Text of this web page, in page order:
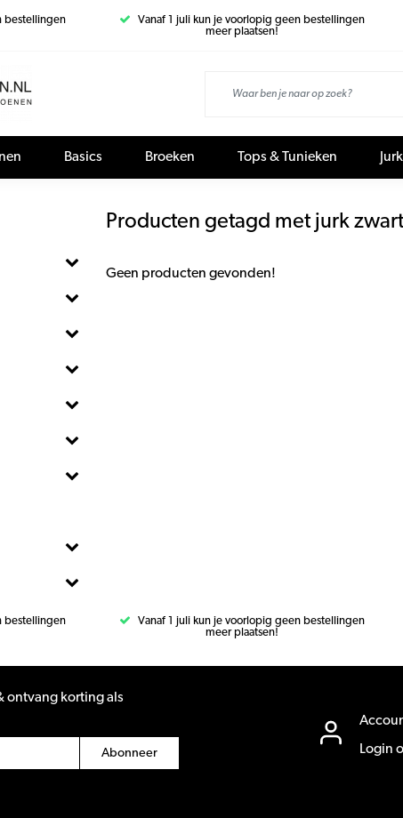
bestellingen
Vanaf 1 juli kun je voorlopig geen bestellingen
meer plaatsen!
Basics Broeken Tops & Tunieken
Producten getagd met jurk
Geen producten gevonden!
bestellingen
Vanaf 1 juli kun je voorlopig geen bestellingen
meer plaatsen!
ontvang korting als
Abonneer
Login